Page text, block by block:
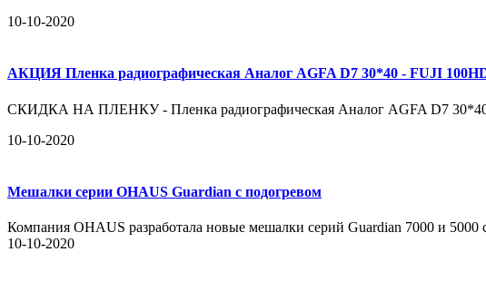
10-10-2020
АКЦИЯ Пленка радиографическая Аналог AGFA D7 30*40 - FUJI
СКИДКА НА ПЛЕНКУ - Пленка радиографическая Аналог AGFA D7
10-10-2020
Мешалки серии OHAUS Guardian с подогревом
Компания OHAUS разработала новые мешалки серий Guardian 7000 и 5000
10-10-2020